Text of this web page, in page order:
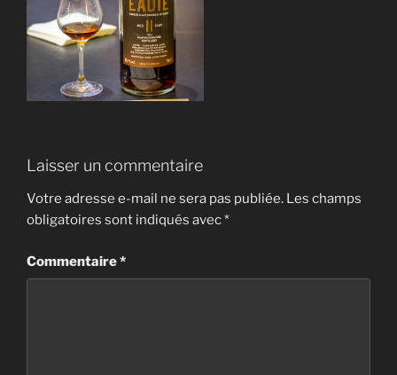
Laisser un commentaire
Votre adresse e-mail ne sera pas publiée. Les champs
obligatoires sont indiqués avec*
Commentaire*